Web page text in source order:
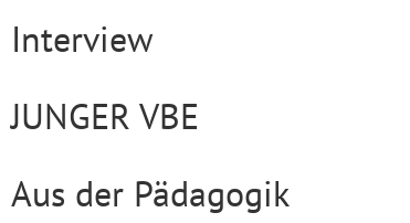
Interview
JUNGER VBE
Aus der Pädagogik